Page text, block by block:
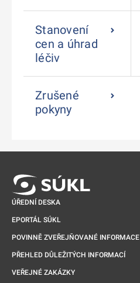
Stanovení
cen a úhrad
léčiv
Zrušené
pokyny
ÚŘEDNÍ DESKA
EPORTÁL SÚKL
POVINNĚ ZVEŘEJŇOVANÉ INFORMACE
PŘEHLED DŮLEŽITÝCH INFORMACÍ
VEŘEJNÉ ZAKÁZKY